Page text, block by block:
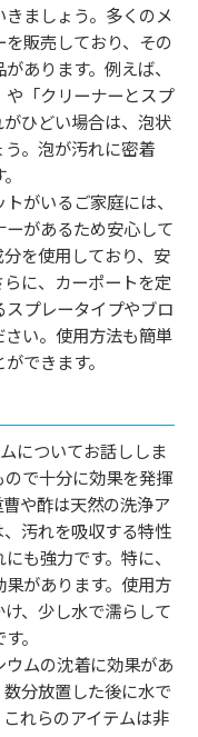
ましょう。多くのメ
販売しており、その
あります。例えば、
「クリーナーとスプ
ひどい場合は、泡状
。泡が汚れに密着
がいるご家庭には、
があるため安心して
を使用しており、安
に、カーポートを定
プレータイプやブロ
い。使用方法も簡単
できます。
についてお話ししま
で十分に効果を発揮
や酢は天然の洗浄ア
汚れを吸収する特性
も強力です。特に、
があります。使用方
、少し水で濡らして
。
ムの沈着に効果があ
分放置した後に水で
れらのアイテムは非